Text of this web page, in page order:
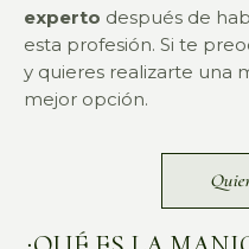
experto después de
esta profesión. Si te
y quieres realizarte una
mejor opción.